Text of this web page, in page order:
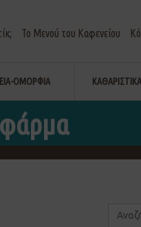
Το Μενού του Καφενείου
ΟΜΟΡΦΙΑ ΚΑΘΑΡΙΣΤΙΚΑ
φάρμα